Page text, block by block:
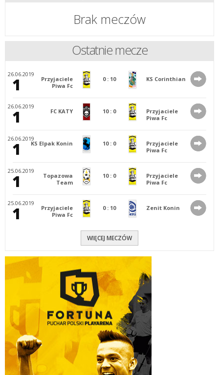
Brak meczów
Ostatnie mecze
26.06.2019
1
Przyjaciele
Piwa Fc
0 : 10 KS Corinthian
26.06.2019
1 FC KATY 10 : 0
Przyjaciele
Piwa Fc
26.06.2019
1 KS Elpak Konin 10 : 0
Przyjaciele
Piwa Fc
25.06.2019
1
Topazowa
Team
10 : 0
Przyjaciele
Piwa Fc
25.06.2019
1
Przyjaciele
Piwa Fc
0 : 10 Zenit Konin
WIĘCEJ MECZÓW